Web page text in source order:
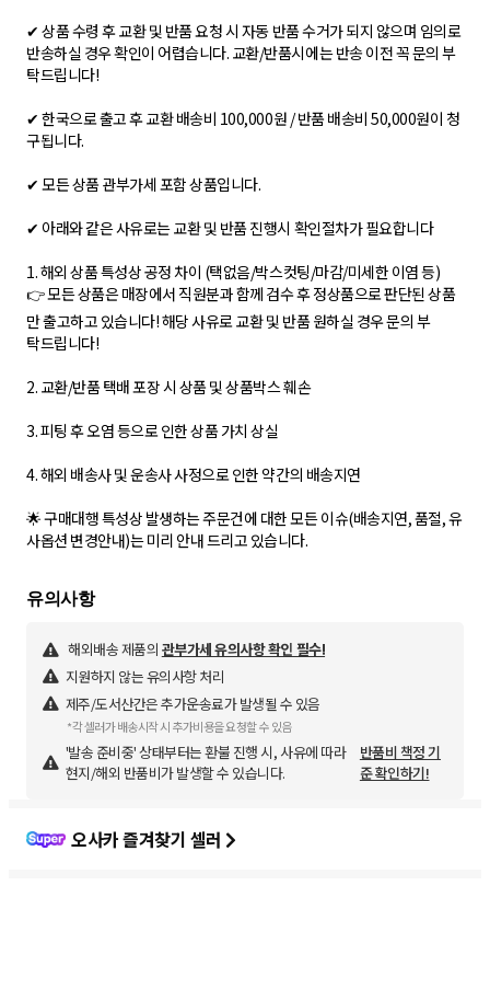
✔ 상품 수령 후 교환 및 반품 요청 시 자동 반품 수거가 되지 않으며 임의로
반송하실 경우 확인이 어렵습니다. 교환/반품시에는 반송 이전 꼭 문의 부
탁드립니다!
✔ 한국으로 출고 후 교환 배송비 100,000원 / 반품 배송비 50,000원이 청
구됩니다.
✔ 모든 상품 관부가세 포함 상품입니다.
✔ 아래와 같은 사유로는 교환 및 반품 진행시 확인절차가 필요합니다
1. 해외 상품 특성상 공정 차이 (택없음/박스컷팅/마감/미세한 이염 등)
👉 모든 상품은 매장에서 직원분과 함께 검수 후 정상품으로 판단된 상품
만 출고하고 있습니다! 해당 사유로 교환 및 반품 원하실 경우 문의 부
탁드립니다!
2. 교환/반품 택배 포장 시 상품 및 상품박스 훼손
3. 피팅 후 오염 등으로 인한 상품 가치 상실
4. 해외 배송사 및 운송사 사정으로 인한 약간의 배송지연
🌟 구매대행 특성상 발생하는 주문건에 대한 모든 이슈(배송지연, 품절, 유
사옵션 변경안내)는 미리 안내 드리고 있습니다.
유의사항
해외배송 제품의 관부가세 유의사항 확인 필수!
지원하지 않는 유의사항 처리
제주/도서산간은 추가운송료가 발생될 수 있음
*각 셀러가 배송시작 시 추가비용을 요청할 수 있음
'발송 준비중' 상태부터는 환불 진행 시, 사유에 따라
현지/해외 반품비가 발생할 수 있습니다.
반품비 책정 기
준 확인하기!
오사카 즐겨찾기 셀러